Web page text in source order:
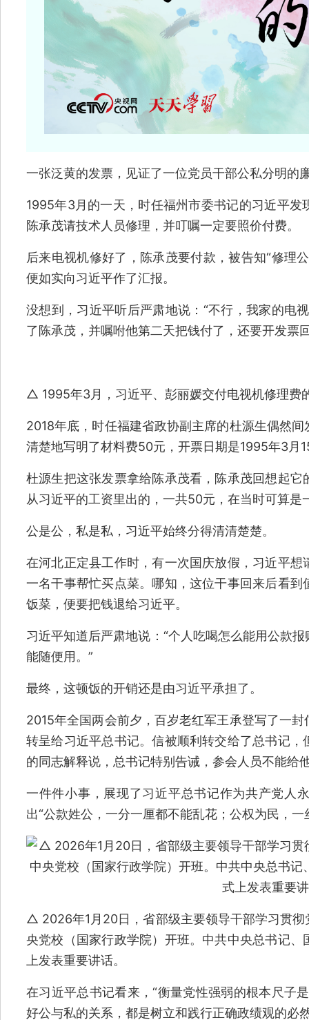
一张泛黄的发票，见证了一位党员干部公私分明的
1995年3月的一天，时任福州市委书记的习近平
陈承茂请技术人员修理，并叮嘱一定要照价付费。
后来电视机修好了，陈承茂要付款，被告知“修理
便如实向习近平作了汇报。
没想到，习近平听后严肃地说：“不行，我家的电
了陈承茂，并嘱咐他第二天把钱付了，还要开发票
△ 1995年3月，习近平、彭丽媛交付电视机修理费
2018年底，时任福建省政协副主席的杜源生偶然
清楚地写明了材料费50元，开票日期是1995年3月
杜源生把这张发票拿给陈承茂看，陈承茂回想起
从习近平的工资里出的，一共50元，在当时可算是
公是公，私是私，习近平始终分得清清楚楚。
在河北正定县工作时，有一次国庆放假，习近平
一名干事帮忙买点菜。哪知，这位干事回来后看
饭菜，便要把钱退给习近平。
习近平知道后严肃地说：“个人吃喝怎么能用公款
能随便用。”
最终，这顿饭的开销还是由习近平承担了。
2015年全国两会前夕，百岁老红军王承登写了一
转呈给习近平总书记。信被顺利转交给了总书记
的同志解释说，总书记特别告诫，参会人员不能给
一件件小事，展现了习近平总书记作为共产党人
出“公款姓公，一分一厘都不能乱花；公权为民，
△ 2026年1月20日，省部级主要领导干部学习贯
央党校（国家行政学院）开班。中共中央总书记
上发表重要讲话。
在习近平总书记看来，“衡量党性强弱的根本尺子
好公与私的关系，都是树立和践行正确政绩观的必